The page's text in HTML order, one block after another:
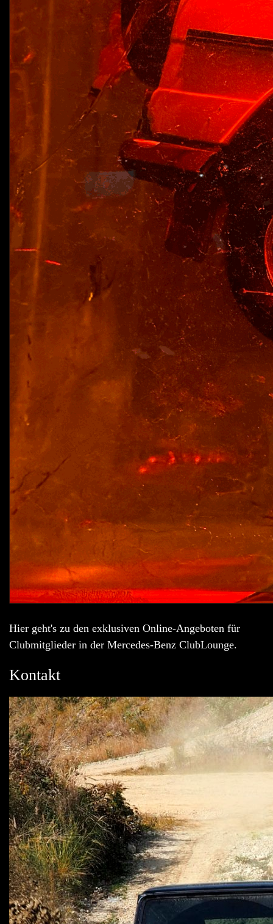
Hier geht's zu den exklusiven Online-Angeboten für
Clubmitglieder in der Mercedes-Benz ClubLounge.
Kontakt